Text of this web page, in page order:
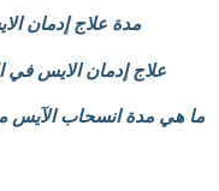
مدة علاج إدمان
علاج إدمان الايس في
ما هي مدة انسحاب الآيس